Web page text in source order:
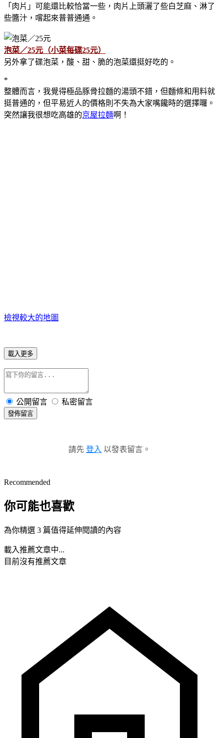
「肉片」可能還比較恰當一些，肉片上頭灑了些白芝麻、淋了
些醬汁，嚐起來普普通通。
泡菜／25元（小菜每碟25元）
另外拿了碟泡菜，酸、甜、脆的泡菜還挺好吃的。
*
整體而言，我覺得極品豚骨拉麵的湯頭不錯，但麵條和用料就
挺普通的，但平易近人的價格則不失為大家嘴饞時的選擇囉。
突然讓我很想吃高雄的京屋拉麵啊！
檢視較大的地圖
載入更多
公開留言 私密留言
發佈留言
請先 登入 以發表留言。
Recommended
你可能也喜歡
為你精選 3 篇值得延伸閱讀的內容
載入推薦文章中...
目前沒有推薦文章